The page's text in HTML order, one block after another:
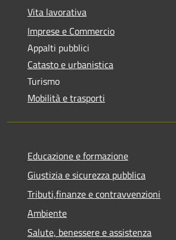
Vita lavorativa
Imprese e Commercio
Appalti pubblici
Catasto e urbanistica
Turismo
Mobilità e trasporti
Educazione e formazione
Giustizia e sicurezza pubblica
Tributi,finanze e contravvenzioni
Ambiente
Salute, benessere e assistenza